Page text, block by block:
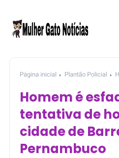
Página inicial Plantão Policial
Homem é
tentativa de
cidade de
Pernambuco